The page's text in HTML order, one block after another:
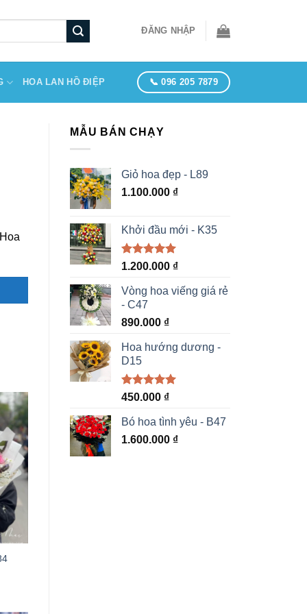
ĐĂNG NHẬP
HOA LAN HỒ ĐIỆP 📞 096 205 7879
MẪU BÁN CHẠY
Giỏ hoa đẹp - L89
1.100.000 ₫
Khởi đầu mới - K35
Được xếp
5 sao
1.200.000 ₫
Vòng hoa viếng giá rẻ
- C47
890.000 ₫
Hoa hướng dương -
D15
Được xếp
5 sao
450.000 ₫
Bó hoa tình yêu - B47
1.600.000 ₫